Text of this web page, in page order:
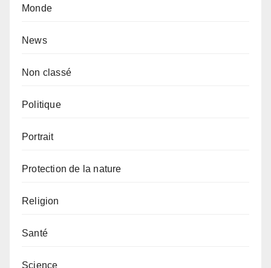
Monde
News
Non classé
Politique
Portrait
Protection de la nature
Religion
Santé
Science